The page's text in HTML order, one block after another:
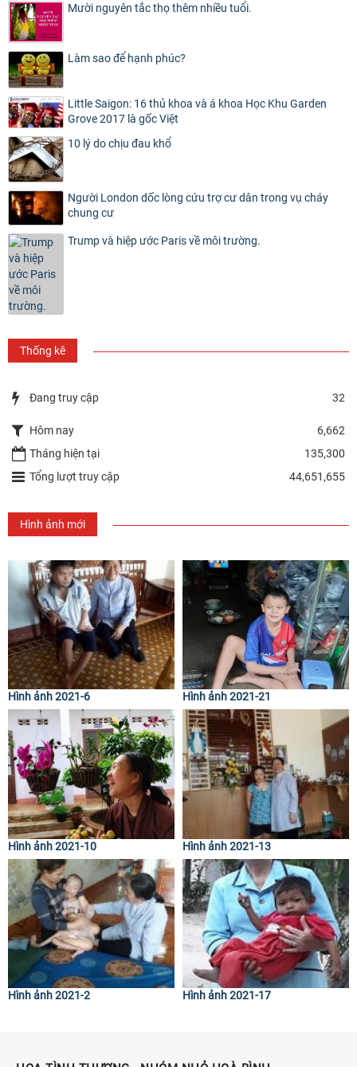
Mười nguyên tắc thọ thêm nhiều tuổi.
Làm sao để hạnh phúc?
Little Saigon: 16 thủ khoa và á khoa Học Khu Garden
Grove 2017 là gốc Việt
10 lý do chịu đau khổ
Người London dốc lòng cứu trợ cư dân trong vụ cháy
chung cư
Trump và hiệp ước Paris về môi trường.
Thống kê
Đang truy cập 32
Hôm nay
6,662
Tháng hiện tại
135,300
Tổng lượt truy cập
44,651,655
Hình ảnh mới
Hình ảnh 2021-6 Hình ảnh 2021-21
Hình ảnh 2021-10 Hình ảnh 2021-13
Hình ảnh 2021-2 Hình ảnh 2021-17